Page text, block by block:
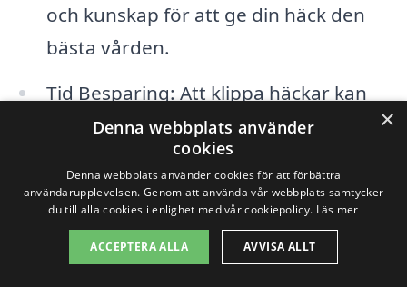
och kunskap för att ge din häck den
bästa vården.
Tid Besparing: Att klippa häckar kan
vara tidskrävande, och att anlita
någon annan ger dig mer tid över.
Säkerhet: Med rätt utrustning och
teknik minimerar du risken för olyckor.
×
Denna webbplats använder
cookies
Denna webbplats använder cookies för att förbättra
användarupplevelsen. Genom att använda vår webbplats samtycker
du till alla cookies i enlighet med vår cookiepolicy. Läs mer
ACCEPTERA ALLA AVVISA ALLT